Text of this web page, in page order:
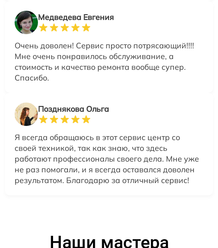
Медведева Евгения
Очень доволен! Сервис просто потрясающий!!!!
Мне очень понравилось обслуживание, а
стоимость и качество ремонта вообще супер.
Спасибо.
Позднякова Ольга
Я всегда обращаюсь в этот сервис центр со
своей техникой, так как знаю, что здесь
работают профессионалы своего дела. Мне уже
не раз помогали, и я всегда оставался доволен
результатом. Благодарю за отличный сервис!
Наши мастера